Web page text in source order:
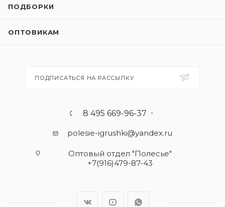
ПОДБОРКИ
ОПТОВИКАМ
ПОДПИСАТЬСЯ НА РАССЫЛКУ
8 495 669-96-37
polesie-igrushki@yandex.ru
Оптовый отдел "Полесье"
+7(916)479-87-43